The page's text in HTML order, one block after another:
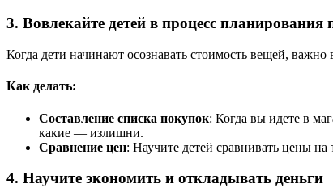
3. Вовлекайте детей в процесс планирования
Когда дети начинают осознавать стоимость вещей,
Как делать:
Составление списка покупок: Когда вы идете в
какие — излишни.
Сравнение цен: Научите детей сравнивать цены
4. Научите экономить и откладывать деньги